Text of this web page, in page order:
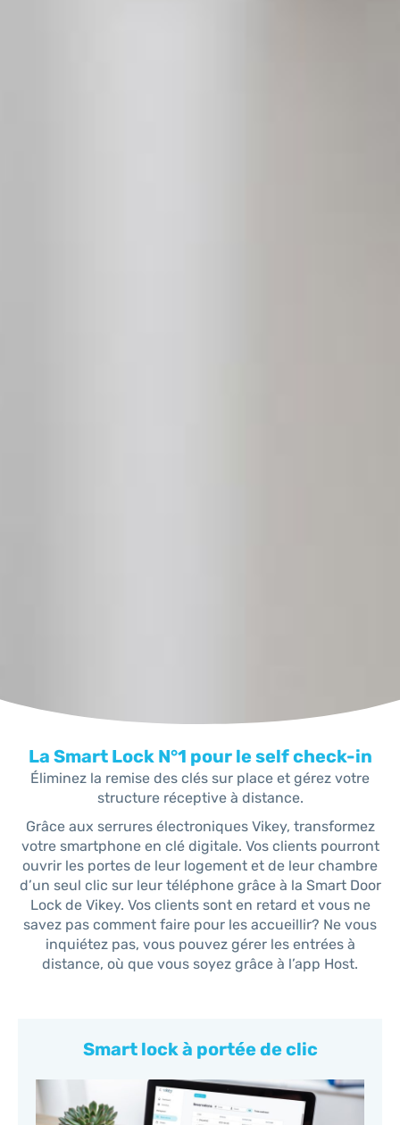
La Smart Lock N°1 pour le self check-in
Éliminez la remise des clés sur place et gérez votre
structure réceptive à distance.
Grâce aux serrures électroniques Vikey, transformez
votre smartphone en clé digitale. Vos clients pourront
ouvrir les portes de leur logement et de leur chambre
d’un seul clic sur leur téléphone grâce à la Smart Door
Lock de Vikey. Vos clients sont en retard et vous ne
savez pas comment faire pour les accueillir? Ne vous
inquiétez pas, vous pouvez gérer les entrées à
distance, où que vous soyez grâce à l’app Host.
Smart lock à portée de clic